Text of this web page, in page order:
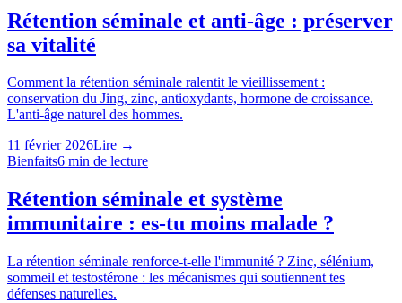
Rétention séminale et anti-âge : préserver
sa vitalité
Comment la rétention séminale ralentit le vieillissement :
conservation du Jing, zinc, antioxydants, hormone de croissance.
L'anti-âge naturel des hommes.
11 février 2026Lire →
Bienfaits6 min de lecture
Rétention séminale et système
immunitaire : es-tu moins malade ?
La rétention séminale renforce-t-elle l'immunité ? Zinc, sélénium,
sommeil et testostérone : les mécanismes qui soutiennent tes
défenses naturelles.